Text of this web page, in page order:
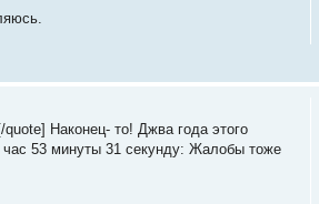
Наконец- то! Джва года этого
53 минуты 31 секунду: Жалобы тоже